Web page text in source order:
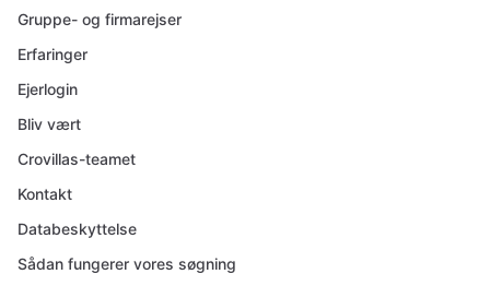
Gruppe- og firmarejser
Erfaringer
Ejerlogin
Bliv vært
Crovillas-teamet
Kontakt
Databeskyttelse
Sådan fungerer vores søgning